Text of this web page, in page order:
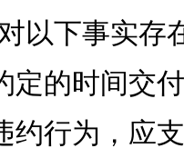
以下事实存
定的时间交
约行为，应